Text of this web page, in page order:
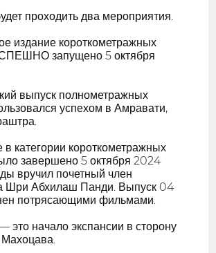
проходить два мероприятия.
издание короткометражных
запущено 5 октября
выпуск полнометражных
успехом в Амравати,
в категории короткометражных
завершено 5 октября 2024
вручил почетный член
Шри Абхилаш Панди. Выпуск 04
потрясающими фильмами.
это начало экспансии в сторону